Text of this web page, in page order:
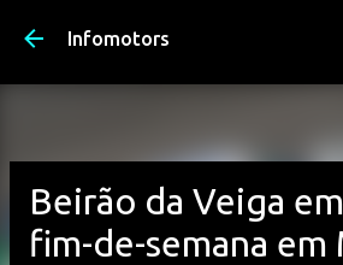
Avançar para o conteúdo
Infomotors
Beirão da Veiga
fim-de-semana em